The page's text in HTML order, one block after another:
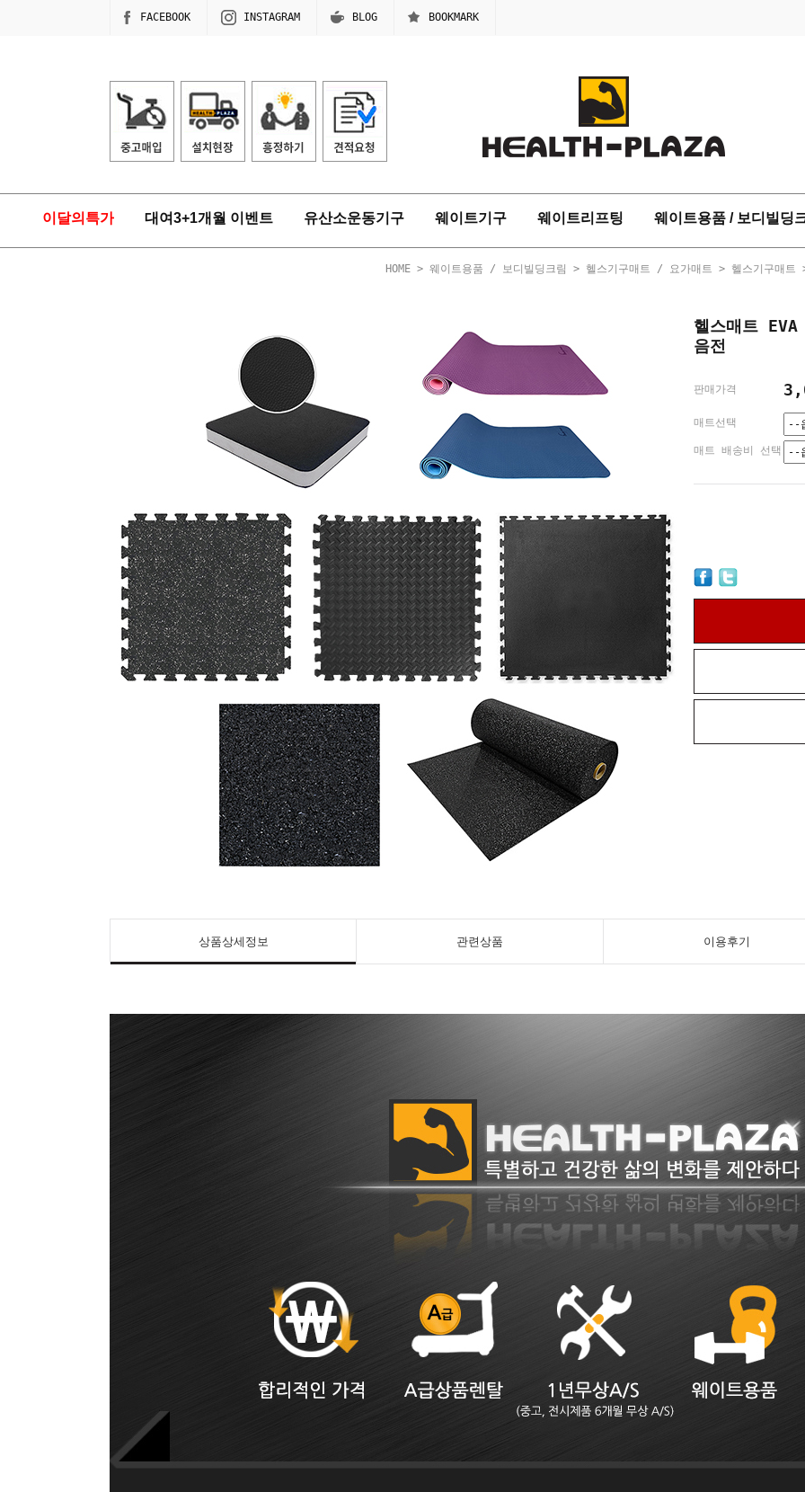
FACEBOOK INSTAGRAM BLOG BOOKMARK
이달의특가 대여3+1개월 이벤트 유산소운동기구 웨이트기구 웨이트리프팅 웨이트용품 / 보디빌딩
HOME > 웨이트용품 / 보디빌딩크림 > 헬스기구매트 / 요가매트 > 헬스기구매트
헬스매트
음전
판매가격
매트선택
매트 배송비 선택
상품상세정보 관련상품 이용후기